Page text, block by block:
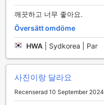
깨끗하고 너무 좋아요.
Översätt omdöme
HWA Sydkorea | Par
사진이랑 달라요
Recenserad 10 September 2024